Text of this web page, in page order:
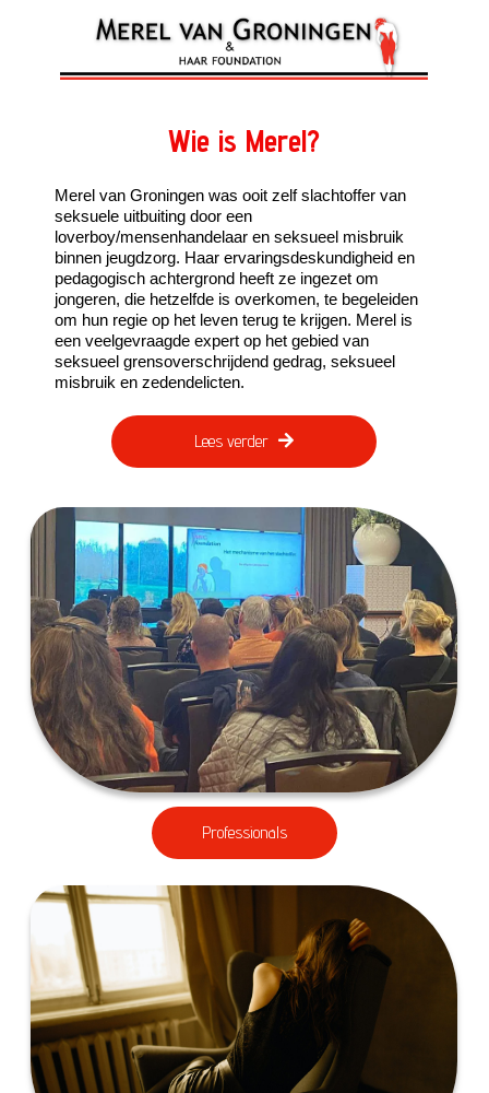
Wie is Merel?
Merel van Groningen was ooit zelf slachtoffer van
seksuele uitbuiting door een
loverboy/mensenhandelaar en seksueel misbruik
binnen jeugdzorg. Haar ervaringsdeskundigheid en
pedagogisch achtergrond heeft ze ingezet om
jongeren, die hetzelfde is overkomen, te begeleiden
om hun regie op het leven terug te krijgen. Merel is
een veelgevraagde expert op het gebied van
seksueel grensoverschrijdend gedrag, seksueel
misbruik en zedendelicten.
Lees verder
Professionals